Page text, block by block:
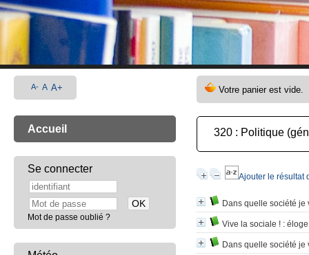
320 : Politique
Ajouter le résultat
Dans quelle société je
Vive la sociale ! :
Dans quelle société je
A- A A+
Accueil
Se connecter
Mot de passe oublié ?